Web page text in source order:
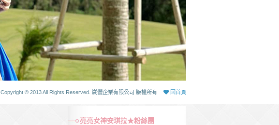
Copyright © 2013 All Rights Reserved. 崴儷企業有限公司 版權所有 回首頁
亮亮女神安琪拉★粉絲團